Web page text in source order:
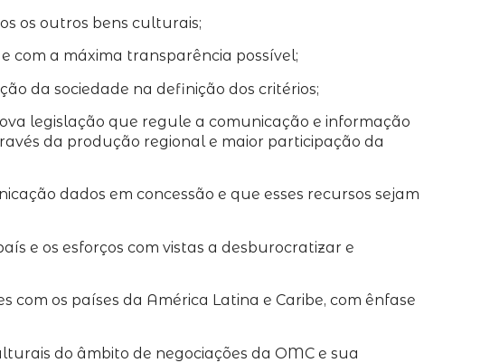
os outros bens culturais;
com a máxima transparência possível;
da sociedade na definição dos critérios;
legislação que regule a comunicação e informação
da produção regional e maior participação da
dados em concessão e que esses recursos sejam
e os esforços com vistas a desburocratizar e
os países da América Latina e Caribe, com ênfase
do âmbito de negociações da OMC e sua